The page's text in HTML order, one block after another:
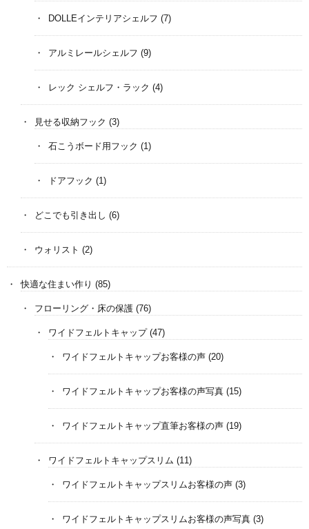
DOLLEインテリアシェルフ (7)
アルミレールシェルフ (9)
レック シェルフ・ラック (4)
見せる収納フック (3)
石こうボード用フック (1)
ドアフック (1)
どこでも引き出し (6)
ウォリスト (2)
快適な住まい作り (85)
フローリング・床の保護 (76)
ワイドフェルトキャップ(47)
ワイドフェルトキャップお客様の声 (20)
ワイドフェルトキャップお客様の声写真 (15)
ワイドフェルトキャップ直筆お客様の声 (19)
ワイドフェルトキャップスリム (11)
ワイドフェルトキャップスリムお客様の声 (3)
ワイドフェルトキャップスリムお客様の声写真 (3)